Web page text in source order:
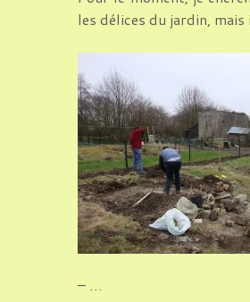
les délices du jardin,
– …